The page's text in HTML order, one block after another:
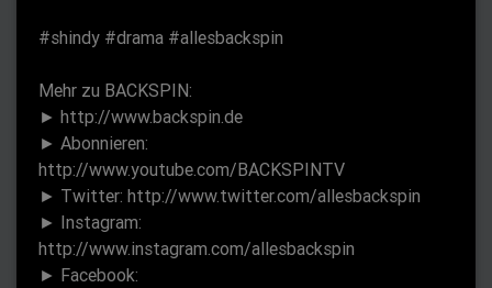
#shindy #drama #allesbackspin
Mehr zu BACKSPIN:
► http://www.backspin.de
► Abonnieren:
http://www.youtube.com/BACKSPINTV
► Twitter: http://www.twitter.com/allesbackspin
► Instagram:
http://www.instagram.com/allesbackspin
► Facebook: